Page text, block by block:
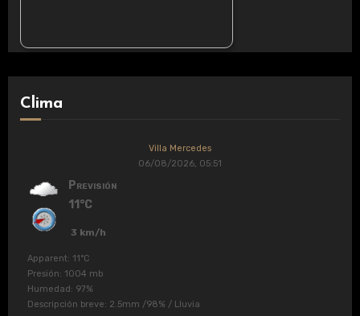
Clima
Villa Mercedes
06/08/2026, 05:51
Previsión
11°C
3 km/h
Apparent: 11°C
Presión: 1004 mb
Humedad: 97%
Descripción breve: 2.5mm /98% / Lluvia